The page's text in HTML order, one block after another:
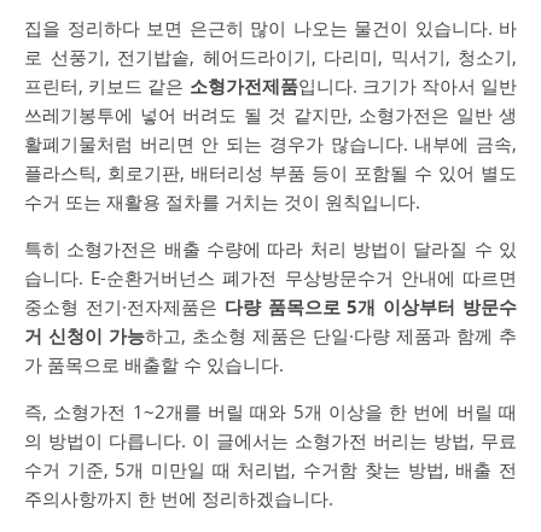
집을 정리하다 보면 은근히 많이 나오는 물건이 있습니다. 바
로 선풍기, 전기밥솥, 헤어드라이기, 다리미, 믹서기, 청소기,
프린터, 키보드 같은 소형가전제품입니다. 크기가 작아서 일반
쓰레기봉투에 넣어 버려도 될 것 같지만, 소형가전은 일반 생
활폐기물처럼 버리면 안 되는 경우가 많습니다. 내부에 금속,
플라스틱, 회로기판, 배터리성 부품 등이 포함될 수 있어 별도
수거 또는 재활용 절차를 거치는 것이 원칙입니다.
특히 소형가전은 배출 수량에 따라 처리 방법이 달라질 수 있
습니다. E-순환거버넌스 폐가전 무상방문수거 안내에 따르면
중소형 전기·전자제품은 다량 품목으로 5개 이상부터 방문수
거 신청이 가능하고, 초소형 제품은 단일·다량 제품과 함께 추
가 품목으로 배출할 수 있습니다.
즉, 소형가전 1~2개를 버릴 때와 5개 이상을 한 번에 버릴 때
의 방법이 다릅니다. 이 글에서는 소형가전 버리는 방법, 무료
수거 기준, 5개 미만일 때 처리법, 수거함 찾는 방법, 배출 전
주의사항까지 한 번에 정리하겠습니다.